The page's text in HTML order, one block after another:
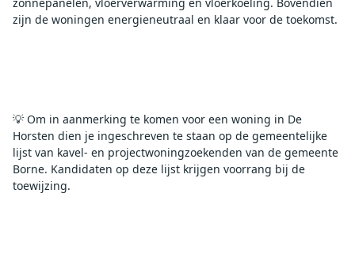
zijn de woningen energieneutraal en klaar voor de toekomst.
💡 Om in aanmerking te komen voor een woning in De
Horsten dien je ingeschreven te staan op de gemeentelijke
lijst van kavel- en projectwoningzoekenden van de gemeente
Borne. Kandidaten op deze lijst krijgen voorrang bij de
toewijzing.